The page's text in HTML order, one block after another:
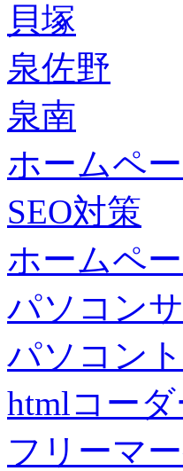
貝塚
泉佐野
泉南
ホームペ
SEO対策
ホームペ
パソコン
パソコン
htmlコー
フリーマ